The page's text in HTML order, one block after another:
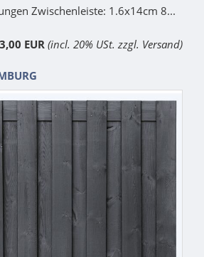
Zwischenleiste: 1.6x14cm 8...
EUR (incl. 20% USt. zzgl. Versand)